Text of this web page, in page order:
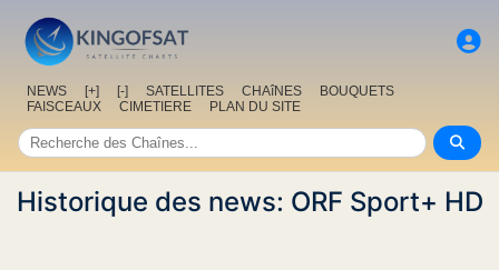
NEWS [+] [-] SATELLITES CHAîNES
BOUQUETS
FAISCEAUX
CIMETIERE PLAN DU SITE
Historique des news: ORF Sport+ HD